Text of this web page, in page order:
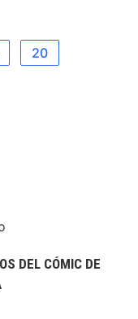
20
DEL CÓMIC DE